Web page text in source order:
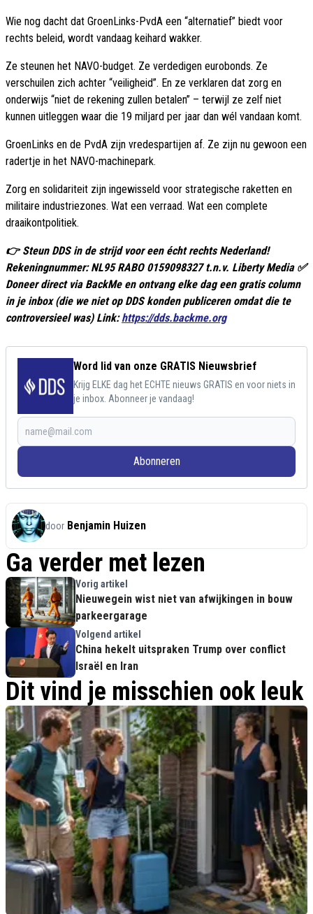
Wie nog dacht dat GroenLinks-PvdA een “alternatief” biedt voor
rechts beleid, wordt vandaag keihard wakker.
Ze steunen het NAVO-budget. Ze verdedigen eurobonds. Ze
verschuilen zich achter “veiligheid”. En ze verklaren dat zorg en
onderwijs “niet de rekening zullen betalen” – terwijl ze zelf niet
kunnen uitleggen waar die 19 miljard per jaar dan wél vandaan komt.
GroenLinks en de PvdA zijn vredespartijen af. Ze zijn nu gewoon een
radertje in het NAVO-machinepark.
Zorg en solidariteit zijn ingewisseld voor strategische raketten en
militaire industriezones. Wat een verraad. Wat een complete
draaikontpolitiek.
👉 Steun DDS in de strijd voor een écht rechts Nederland!
Rekeningnummer: NL95 RABO 0159098327 t.n.v. Liberty Media ✅
Doneer direct via BackMe en ontvang elke dag een gratis column
in je inbox (die we niet op DDS konden publiceren omdat die te
controversieel was) Link:https://dds.backme.org
Word lid van onze GRATIS Nieuwsbrief
Krijg ELKE dag het ECHTE nieuws GRATIS en voor niets in
je inbox. Abonneer je vandaag!
Abonneren
door Benjamin Huizen
Ga verder met lezen
Vorig artikel
Nieuwegein wist niet van afwijkingen in bouw
parkeergarage
Volgend artikel
China hekelt uitspraken Trump over conflict
Israël en Iran
Dit vind je misschien ook leuk